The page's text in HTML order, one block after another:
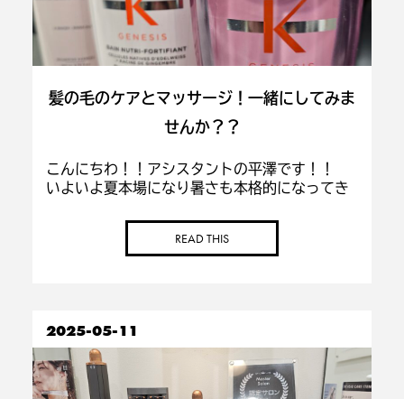
髪の毛のケアとマッサージ！一緒にしてみま
せんか？？
こんにちわ！！アシスタントの平澤です！！
いよいよ夏本場になり暑さも本格的になってき
をつけていきましょう！！ 今回は “ジェネシ
ススパ” の紹介です！！ こちらは
READ THIS
2025-05-11